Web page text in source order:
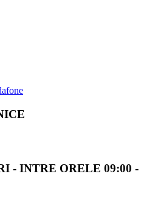
- INTRE ORELE 09:00 -